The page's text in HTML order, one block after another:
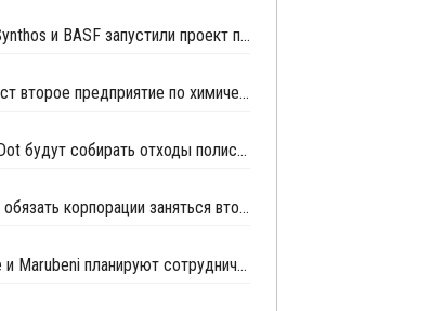
Pirelli, Pyrum, Synthos и BASF запустили проект по совместной переработке шин
Idemitsu создаст второе предприятие по химической переработке отходов в Японии
Agilyx и Green Dot будут собирать отходы полистирола для дальнейшей переработки в Европе
В Японии хотят обязать корпорации заняться вторичным применением пластиков
Resonac, Neste и Marubeni планируют сотрудничество в области возобновляемых олефинов в Японии